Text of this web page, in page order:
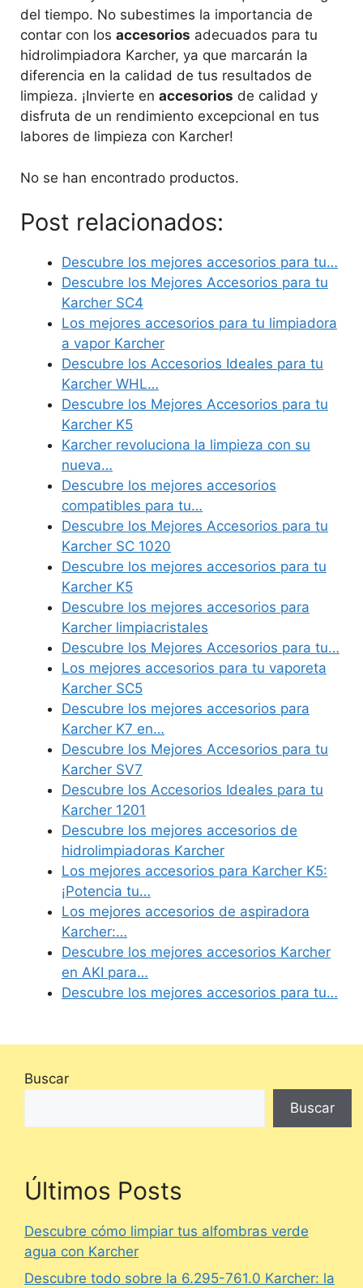
del tiempo. No subestimes la importancia de
contar con los accesorios adecuados para tu
hidrolimpiadora Karcher, ya que marcarán la
diferencia en la calidad de tus resultados de
limpieza. ¡Invierte en accesorios de calidad y
disfruta de un rendimiento excepcional en tus
labores de limpieza con Karcher!
No se han encontrado productos.
Post relacionados:
Descubre los mejores accesorios para tu…
Descubre los Mejores Accesorios para tu
Karcher SC4
Los mejores accesorios para tu limpiadora
a vapor Karcher
Descubre los Accesorios Ideales para tu
Karcher WHL…
Descubre los Mejores Accesorios para tu
Karcher K5
Karcher revoluciona la limpieza con su
nueva…
Descubre los mejores accesorios
compatibles para tu…
Descubre los Mejores Accesorios para tu
Karcher SC 1020
Descubre los mejores accesorios para tu
Karcher K5
Descubre los mejores accesorios para
Karcher limpiacristales
Descubre los Mejores Accesorios para tu…
Los mejores accesorios para tu vaporeta
Karcher SC5
Descubre los mejores accesorios para
Karcher K7 en…
Descubre los Mejores Accesorios para tu
Karcher SV7
Descubre los Accesorios Ideales para tu
Karcher 1201
Descubre los mejores accesorios de
hidrolimpiadoras Karcher
Los mejores accesorios para Karcher K5:
¡Potencia tu…
Los mejores accesorios de aspiradora
Karcher:…
Descubre los mejores accesorios Karcher
en AKI para…
Descubre los mejores accesorios para tu…
Buscar
Buscar
Últimos Posts
Descubre cómo limpiar tus alfombras verde
agua con Karcher
Descubre todo sobre la 6.295-761.0 Karcher: la